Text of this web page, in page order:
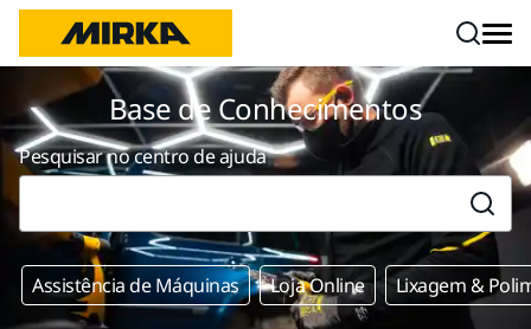
Base de Conhecimentos
Pesquisar no centro de ajuda
Assistência de Máquinas Loja Online Lixagem &